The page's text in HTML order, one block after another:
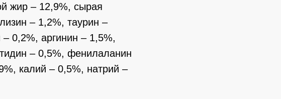
жир – 12,9%, сырая
– 1,2%, таурин –
0,2%, аргинин – 1,5%,
– 0,5%, фенилаланин
калий – 0,5%, натрий –